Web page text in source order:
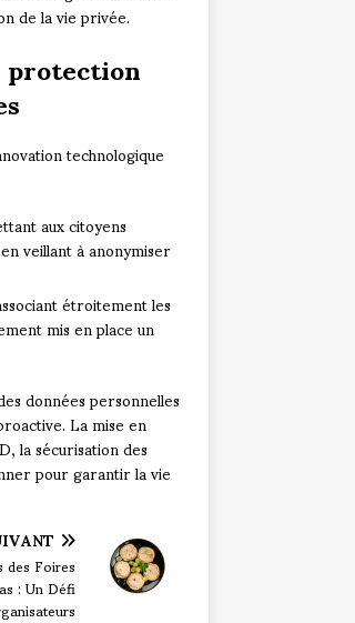
de la vie privée.
technologique
aux citoyens
veillant à anonymiser
étroitement les
mis en place un
données personnelles
La mise en
la sécurisation des
pour garantir la vie
Foires
: Un Défi